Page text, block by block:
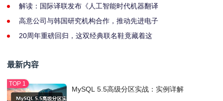
解读：国际译联发布《人工智能时代机器翻译
高意公司与韩国研究机构合作，推动先进电子
20周年重磅回归，这双经典联名鞋竟藏着这
最新内容
MySQL 5.5高级分区实战：实例详解